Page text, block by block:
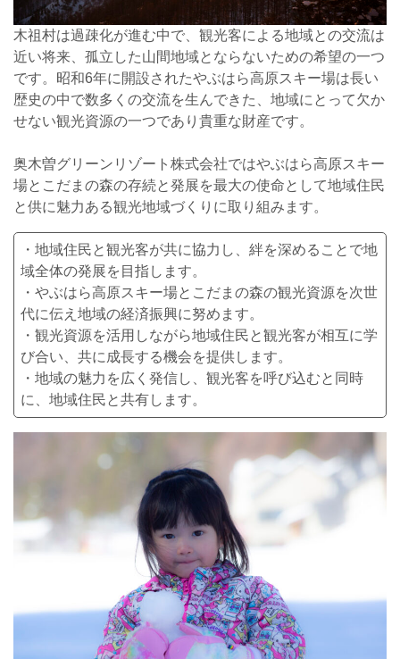
木祖村は過疎化が進む中で、観光客による地域との交流は
近い将来、孤立した山間地域とならないための希望の一つ
です。昭和6年に開設されたやぶはら高原スキー場は長い
歴史の中で数多くの交流を生んできた、地域にとって欠か
せない観光資源の一つであり貴重な財産です。
奥木曽グリーンリゾート株式会社ではやぶはら高原スキー
場とこだまの森の存続と発展を最大の使命として地域住民
と供に魅力ある観光地域づくりに取り組みます。
・地域住民と観光客が共に協力し、絆を深めることで地
域全体の発展を目指します。
・やぶはら高原スキー場とこだまの森の観光資源を次世
代に伝え地域の経済振興に努めます。
・観光資源を活用しながら地域住民と観光客が相互に学
び合い、共に成長する機会を提供します。
・地域の魅力を広く発信し、観光客を呼び込むと同時
に、地域住民と共有します。